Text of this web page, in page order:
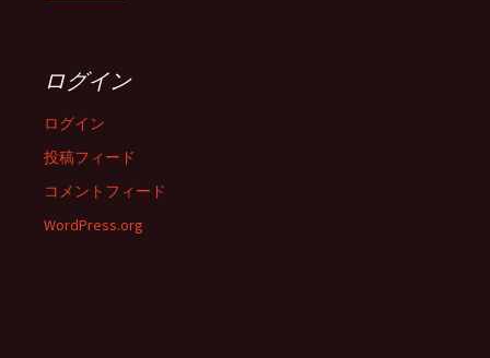
ログイン
ログイン
投稿フィード
コメントフィード
WordPress.org